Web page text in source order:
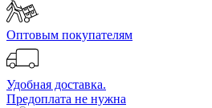
Оптовым покупателям
Удобная доставка.
Предоплата не нужна